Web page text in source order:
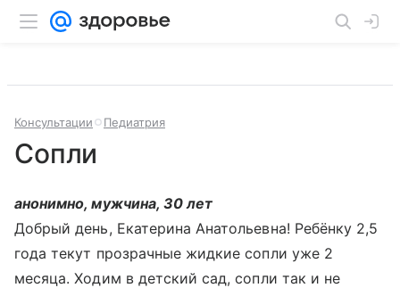
Консультации Педиатрия
Сопли
анонимно, мужчина, 30 лет
Добрый день, Екатерина Анатольевна! Ребёнку 2,5
года текут прозрачные жидкие сопли уже 2
месяца. Ходим в детский сад, сопли так и не